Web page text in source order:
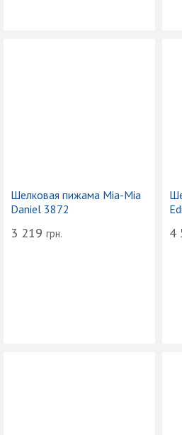
Шелковая пижама Mia-Mia
Daniel 3872
3 219 грн. 4